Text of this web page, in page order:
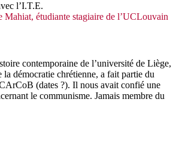
l’I.T.E.
Mahiat, étudiante stagiaire de l’UCLouvain
contemporaine de l’université de Liège,
la démocratie chrétienne, a fait partie du
(dates ?). Il nous avait confié une
le communisme. Jamais membre du